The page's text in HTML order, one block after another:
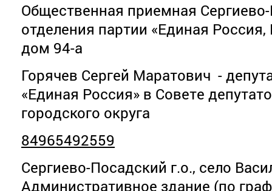
Общественная приемная
отделения партии «Единая
дом 94-а
Горячев Сергей Маратович -
«Единая Россия» в Совете
городского округа
84965492559
Сергиево-Посадский г.о., село
Административное здание (по